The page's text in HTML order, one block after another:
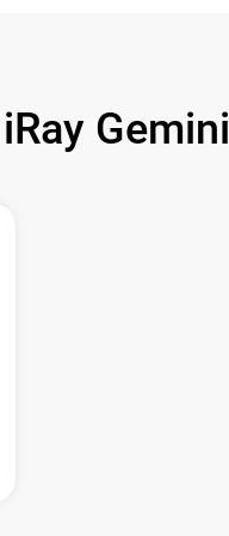
Gemini